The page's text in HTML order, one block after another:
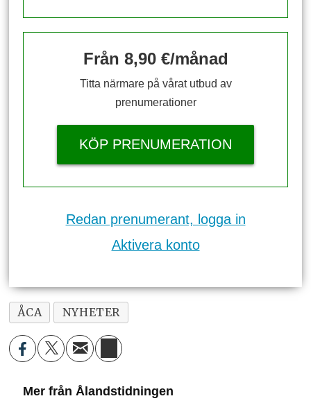
Från 8,90 €/månad
Titta närmare på vårat utbud av
prenumerationer
KÖP PRENUMERATION
Redan prenumerant, logga in
Aktivera konto
ÅCA NYHETER